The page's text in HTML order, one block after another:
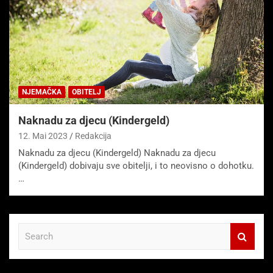
NJEMAČKA OBITELJ
Naknadu za djecu (Kindergeld)
12. Mai 2023 Redakcija
Naknadu za djecu (Kindergeld) Naknadu za djecu
(Kindergeld) dobivaju sve obitelji, i to neovisno o dohotku.
…